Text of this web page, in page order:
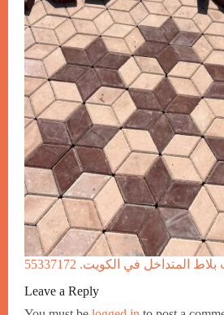
المتداخل في الكويت. 55337172
Leave a Reply